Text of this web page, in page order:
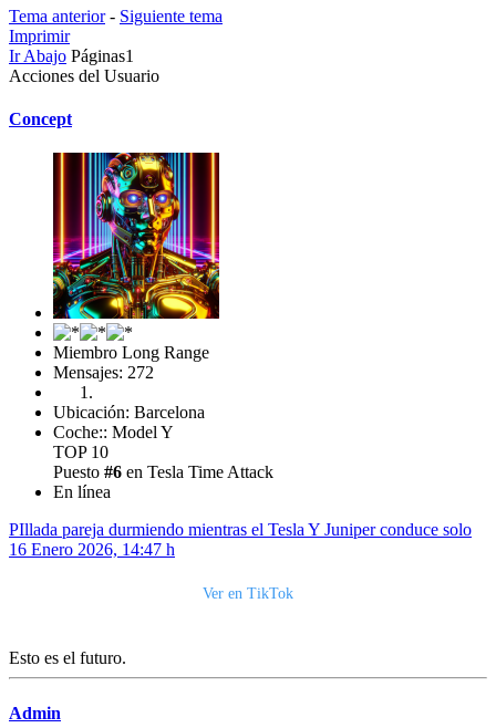
Tema anterior- Siguiente tema
Imprimir
Ir Abajo Páginas1
Acciones del Usuario
Concept
Miembro Long Range
Mensajes: 272
Ubicación: Barcelona
Coche:: Model Y
TOP 10
Puesto #6 en Tesla Time Attack
En línea
PIllada pareja durmiendo mientras el Tesla Y Juniper conduce solo
16 Enero 2026, 14:47 h
Ver en TikTok
Esto es el futuro.
Admin